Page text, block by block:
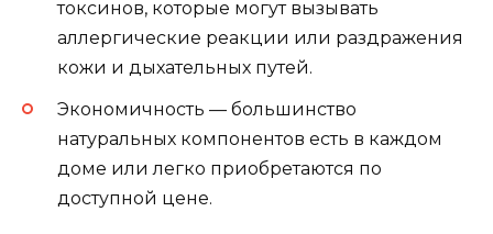
токсинов, которые могут вызывать
аллергические реакции или раздражения
кожи и дыхательных путей.
Экономичность — большинство
натуральных компонентов есть в каждом
доме или легко приобретаются по
доступной цене.